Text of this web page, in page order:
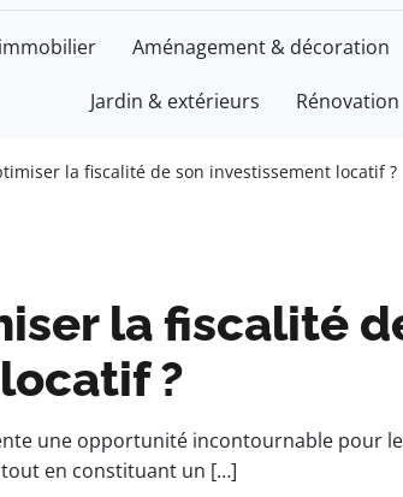
Aménagement & décoration
Jardin & extérieurs Rénovation
la fiscalité de son investissement locatif ?
la fiscalité
?
une opportunité incontournable pour
en constituant un […]